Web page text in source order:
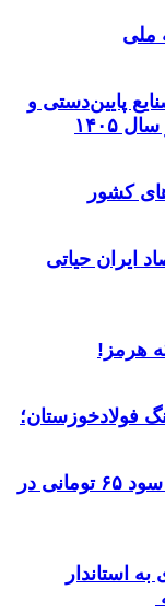
ملی
پایین‌دستی و
۱۴۰۵
ایران حیاتی
هرمز!
فولادخوزستان؛
اخبار گروه سرمایه گذاری تصویب سود ۶۵ تومانی در
استاندار